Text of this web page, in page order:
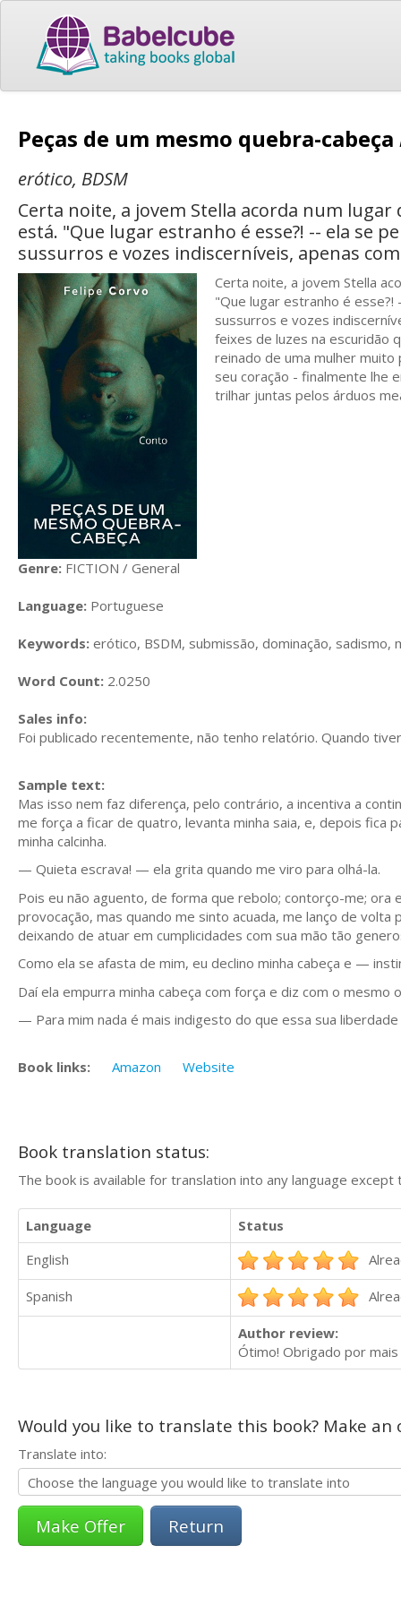
Peças de um mesmo quebra-cabeça
erótico, BDSM
Certa noite, a jovem Stella acorda num
está. "Que lugar estranho é esse?! -- ela se
sussurros e vozes indiscerníveis, apenas
Certa noite, a jovem Stella
"Que lugar estranho é
sussurros e vozes
feixes de luzes na escuridão
reinado de uma mulher
seu coração - finalmente lhe
trilhar juntas pelos árduos
Genre: FICTION / General
Language: Portuguese
Keywords: erótico, BSDM, submissão, dominação, sadismo,
Word Count: 2.0250
Sales info:
Foi publicado recentemente, não tenho relatório. Quando
Sample text:
Mas isso nem faz diferença, pelo contrário, a incentiva a
me força a ficar de quatro, levanta minha saia, e, depois
minha calcinha.
— Quieta escrava! — ela grita quando me viro para olhá-la.
Pois eu não aguento, de forma que rebolo; contorço-me;
provocação, mas quando me sinto acuada, me lanço de
deixando de atuar em cumplicidades com sua mão tão
Como ela se afasta de mim, eu declino minha cabeça e —
Daí ela empurra minha cabeça com força e diz com o mesmo
— Para mim nada é mais indigesto do que essa sua liberdade
Book links: Amazon Website
Book translation status:
The book is available for translation into any language
Language
Status
English
Spanish
Author review:
Ótimo! Obrigado por
Would you like to translate this book? Make
Translate into:
Return